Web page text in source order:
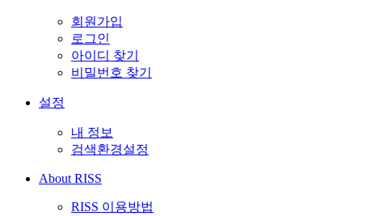
회원가입
로그인
아이디 찾기
비밀번호 찾기
설정
내 정보
검색환경설정
About RISS
RISS 이용방법